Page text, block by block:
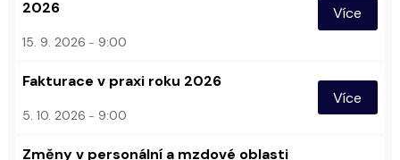
2026
15. 9. 2026 9:00
Více
Fakturace v praxi roku 2026
5. 10. 2026 9:00
Více
Změny v personální a mzdové oblasti